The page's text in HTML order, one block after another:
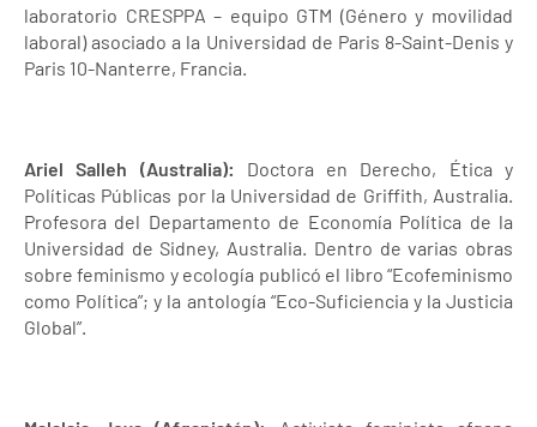
laboratorio CRESPPA – equipo GTM (Género y movilidad
laboral) asociado a la Universidad de Paris 8-Saint-Denis y
Paris 10-Nanterre, Francia.
Ariel Salleh (Australia): Doctora en Derecho, Ética y
Políticas Públicas por la Universidad de Griffith, Australia.
Profesora del Departamento de Economía Política de la
Universidad de Sidney, Australia. Dentro de varias obras
sobre feminismo y ecología publicó el libro “Ecofeminismo
como Política”; y la antología “Eco-Suficiencia y la Justicia
Global”.